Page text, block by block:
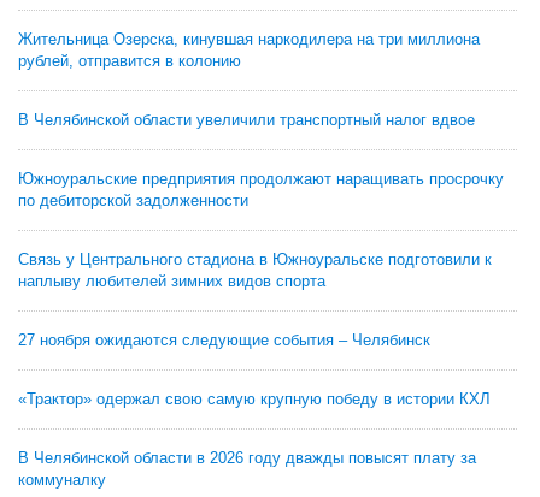
Жительница Озерска, кинувшая наркодилера на три миллиона
рублей, отправится в колонию
В Челябинской области увеличили транспортный налог вдвое
Южноуральские предприятия продолжают наращивать просрочку
по дебиторской задолженности
Связь у Центрального стадиона в Южноуральске подготовили к
наплыву любителей зимних видов спорта
27 ноября ожидаются следующие события – Челябинск
«Трактор» одержал свою самую крупную победу в истории КХЛ
В Челябинской области в 2026 году дважды повысят плату за
коммуналку